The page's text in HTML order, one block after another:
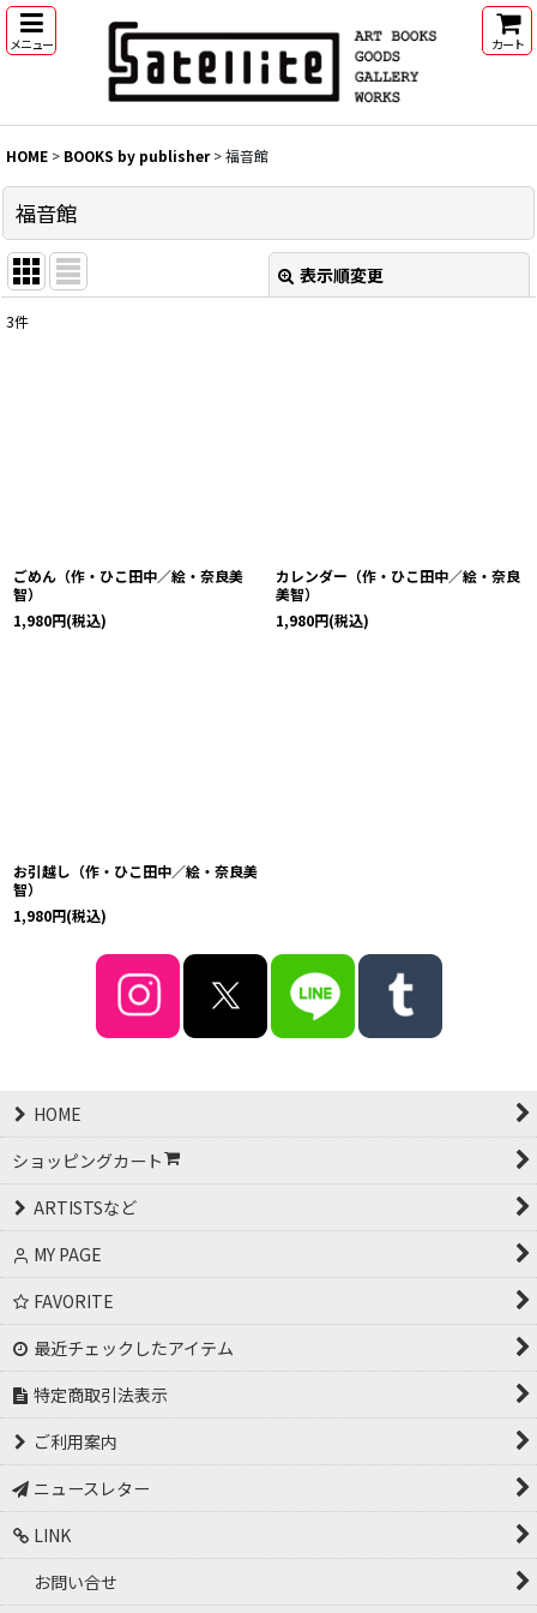
メニュー カート
HOME > BOOKS by publisher >福音館
福音館
表示順変更
3件
ごめん（作・ひこ田中／絵・奈良美
智）
1,980円(税込)
カレンダー（作・ひこ田中／絵・奈良
美智）
1,980円(税込)
お引越し（作・ひこ田中／絵・奈良美
智）
1,980円(税込)
HOME
ショッピングカート
ARTISTSなど
MY PAGE
FAVORITE
最近チェックしたアイテム
特定商取引法表示
ご利用案内
ニュースレター
LINK
お問い合せ